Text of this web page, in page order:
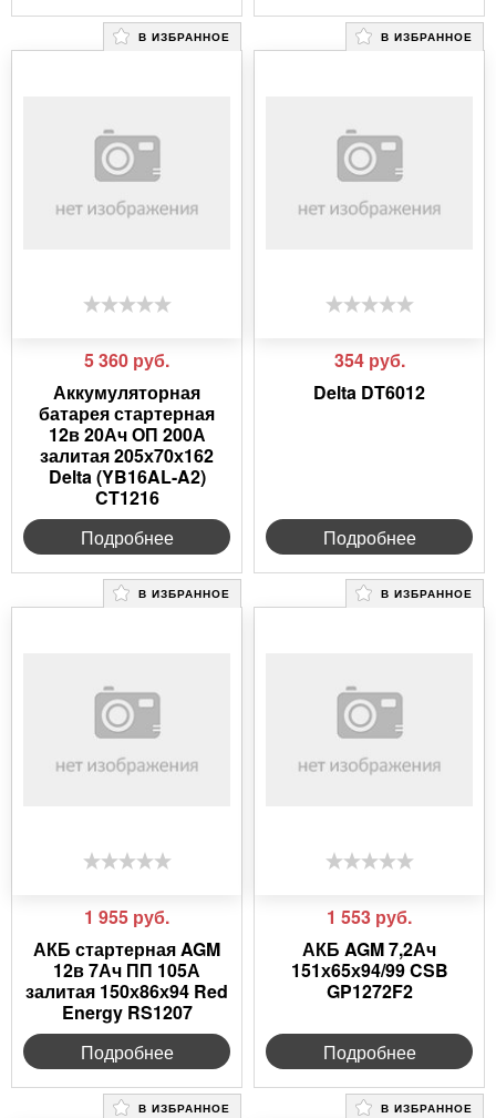
В ИЗБРАННОЕ
5 360 руб.
Аккумуляторная
батарея стартерная
12в 20Ач ОП 200А
залитая 205х70х162
Delta (YB16AL-A2)
CT1216
Подробнее
В ИЗБРАННОЕ
354 руб.
Delta DT6012
Подробнее
В ИЗБРАННОЕ
1 955 руб.
АКБ стартерная AGM
12в 7Ач ПП 105А
залитая 150х86х94 Red
Energy RS1207
Подробнее
В ИЗБРАННОЕ
1 553 руб.
АКБ AGM 7,2Ач
151х65х94/99 CSB
GP1272F2
Подробнее
В ИЗБРАННОЕ В ИЗБРАННОЕ